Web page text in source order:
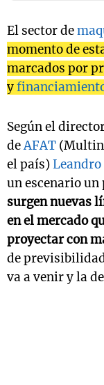
El sector de
momento de
marcados por
y
Según el
deAFAT
el país)
un escenario
surgennuevas
en el mercado
proyectar con
de
va a venir y la